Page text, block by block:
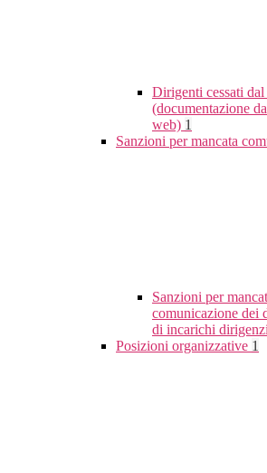
Dirigenti cessati
(documentazione
web) 1
Sanzioni per mancata
Sanzioni per
comunicazione dei
di incarichi
Posizioni organizzative 1